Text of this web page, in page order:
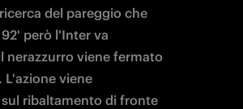
del pareggio che
però l'Inter va
nerazzurro viene fermato
viene
ribaltamento di fronte